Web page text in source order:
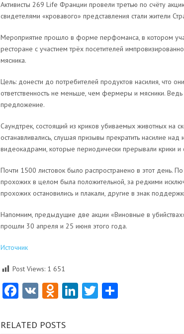
Активисты 269 Life Франции провели третью по счёту
свидетелями «кровавого» представления стали жители
Мероприятие прошло в форме перфоманса, в котором
ресторане с участием трёх посетителей
мясника.
Цель: донести до потребителей продуктов насилия, что
ответственность не меньше, чем фермеры и мясники. Ведь
предложение.
Саундтрек, состоящий из криков убиваемых животных на
останавливались, слушая призывы прекратить насилие
видеокадрами, которые периодически прерывали крики и
Почти 1500 листовок было распространено в этот день.
прохожих в целом была положительной, за редкими
прохожих остановились и плакали, другие в знак
Напомним, предыдущие две акции «Виновные в
прошли 30 апреля и 25 июня этого года.
Источник
Post Views: 1 651
Facebook
VKOdnoklassniki
LinkedIn
TwitterОтправить
RELATED POSTS